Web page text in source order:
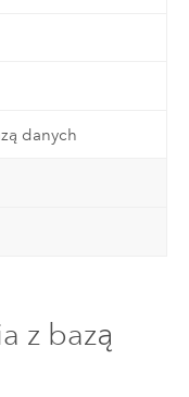
danych
z bazą